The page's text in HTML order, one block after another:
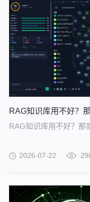
RAG知识库用不好？
RAG知识库用不好？那
2026-07-22